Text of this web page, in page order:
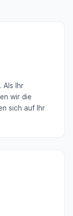
Als Ihr
wir die
sich auf Ihr